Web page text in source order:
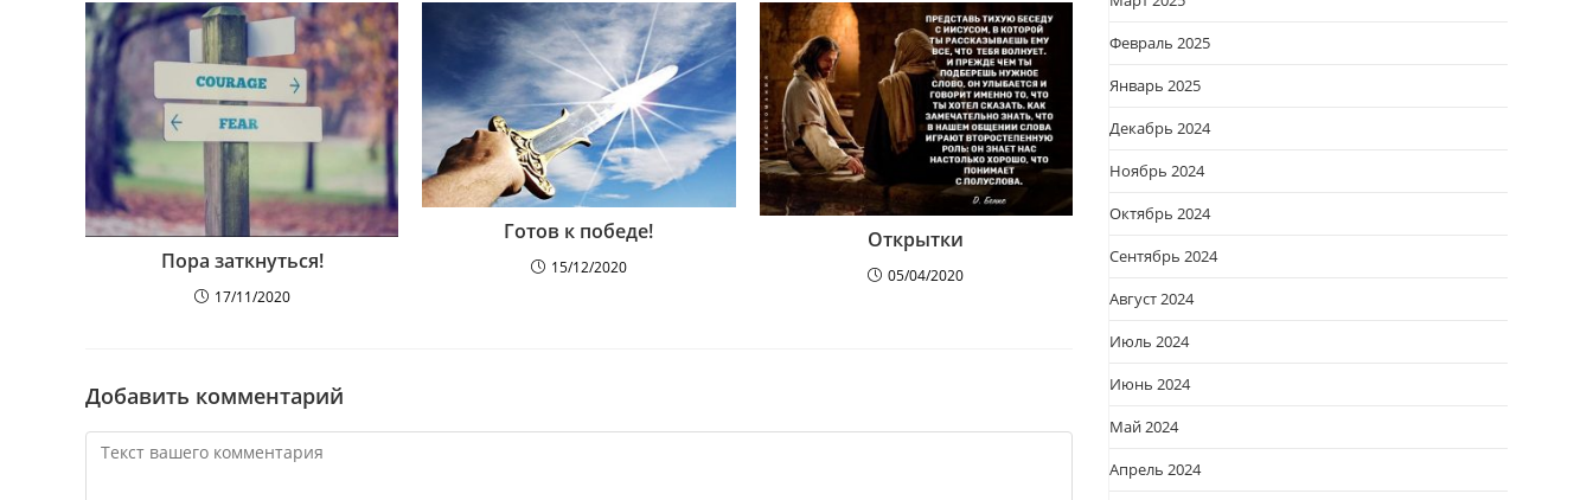
Пора заткнуться!
17/11/2020
Готов к победе!
15/12/2020
Открытки
05/04/2020
Добавить комментарий
Февраль 2025
Январь 2025
Декабрь 2024
Ноябрь 2024
Октябрь 2024
Сентябрь 2024
Август 2024
Июль 2024
Июнь 2024
Май 2024
Апрель 2024